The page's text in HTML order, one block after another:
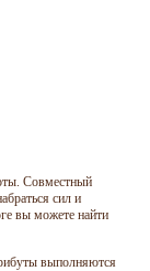
Совместный
сил и
вы можете найти
выполняются